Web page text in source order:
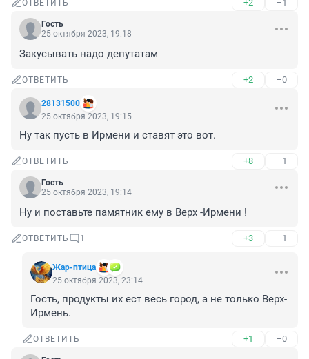
ОТВЕТИТЬ +2 –1
Гость
25 октября 2023, 19:18
Закусывать надо депутатам
ОТВЕТИТЬ +2 –0
28131500
25 октября 2023, 19:15
Ну так пусть в Ирмени и ставят это вот.
ОТВЕТИТЬ +8 –1
Гость
25 октября 2023, 19:14
Ну и поставьте памятник ему в Верх -Ирмени !
ОТВЕТИТЬ 1 +3 –1
Жар-птица
25 октября 2023, 23:14
Гость, продукты их ест весь город, а не только Верх-
Ирмень.
ОТВЕТИТЬ +1 –0